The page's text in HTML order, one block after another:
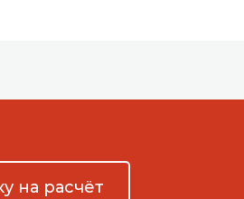
на расчёт